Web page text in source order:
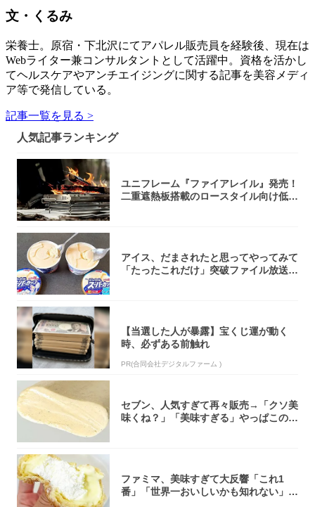
文・くるみ
栄養士。原宿・下北沢にてアパレル販売員を経験後、現在は
Webライター兼コンサルタントとして活躍中。資格を活かし
てヘルスケアやアンチエイジングに関する記事を美容メディ
ア等で発信している。
記事一覧を見る >
人気記事ランキング
ユニフレーム『ファイアレイル』発売！
二重遮熱板搭載のロースタイル向け低型
アイス、だまされたと思ってやってみて
「たったこれだけ」突破ファイル放送で
【当選した人が暴露】宝くじ運が動く
時、必ずある前触れ
PR(合同会社デジタルファーム )
セブン、人気すぎて再々販売→「クソ美
味くね？」「美味すぎる」やっぱこのク
ファミマ、美味すぎて大反響「これ1
番」「世界一おいしいかも知れない」